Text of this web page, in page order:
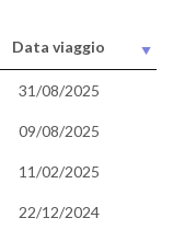
Data viaggio
31/08/2025
09/08/2025
11/02/2025
22/12/2024